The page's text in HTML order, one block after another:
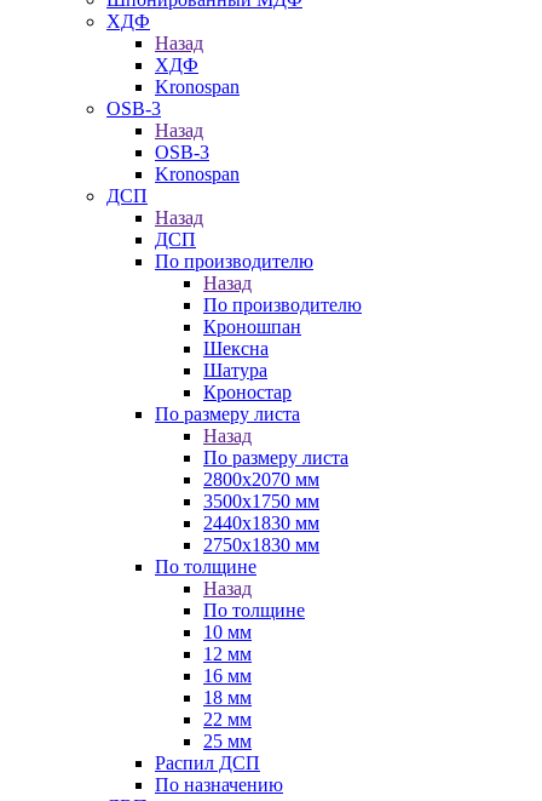
ХДФ
Назад
ХДФ
Kronospan
OSB-3
Назад
OSB-3
Kronospan
ДСП
Назад
ДСП
По производителю
Назад
По производителю
Кроношпан
Шексна
Шатура
Кроностар
По размеру листа
Назад
По размеру листа
2800х2070 мм
3500х1750 мм
2440х1830 мм
2750х1830 мм
По толщине
Назад
По толщине
10 мм
12 мм
16 мм
18 мм
22 мм
25 мм
Распил ДСП
По назначению